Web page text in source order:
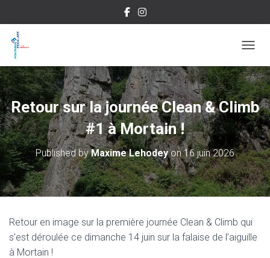
Retour sur la journée Clean & Climb
#1 à Mortain !
Published byMaxime Lehodeyon16 juin 2026
Retour en image sur la première journée Clean & Climb qui
s’est déroulée ce dimanche 14 juin sur la falaise de l’aiguille
à Mortain !